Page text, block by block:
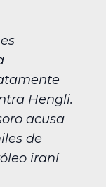
Hengli.
acusa
de
iraní